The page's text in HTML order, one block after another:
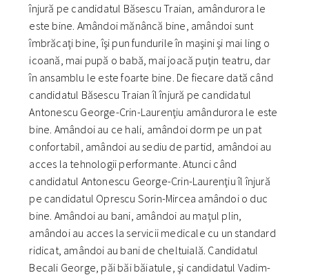
înjură pe candidatul Băsescu Traian, amândurora le
este bine. Amândoi mănâncă bine, amândoi sunt
îmbrăcaţi bine, îşi pun fundurile în maşini şi mai ling o
icoană, mai pupă o babă, mai joacă puţin teatru, dar
în ansamblu le este foarte bine. De fiecare dată când
candidatul Băsescu Traian îl înjură pe candidatul
Antonescu George-Crin-Laurenţiu amândurora le este
bine. Amândoi au ce hali, amândoi dorm pe un pat
confortabil, amândoi au sediu de partid, amândoi au
acces la tehnologii performante. Atunci când
candidatul Antonescu George-Crin-Laurenţiu îl înjură
pe candidatul Oprescu Sorin-Mircea amândoi o duc
bine. Amândoi au bani, amândoi au maţul plin,
amândoi au acces la servicii medicale cu un standard
ridicat, amândoi au bani de cheltuială. Candidatul
Becali George, păi băi băiatule, şi candidatul Vadim-